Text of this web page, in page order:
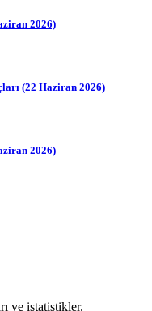
2026)
(22 Haziran 2026)
2026)
ve istatistikler.